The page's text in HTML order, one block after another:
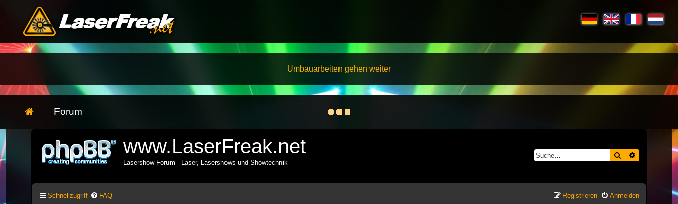
Umbauarbeiten gehen weiter
Forum
www.LaserFreak.net
Lasershow Forum - Laser, Lasershows und Showtechnik
Suche Erweiterte
Schnellzugriff FAQ Anmelden
Registrieren